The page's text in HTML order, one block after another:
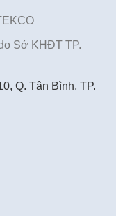
Sở KHĐT TP.
Q. Tân Bình, TP.